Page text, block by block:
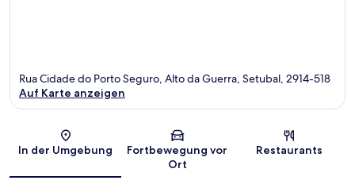
Karte
Rua Cidade do Porto Seguro, Alto da Guerra, Setubal, 2914-518
Auf Karte anzeigen
In der Umgebung
Fortbewegung vor
Ort
Restaurants